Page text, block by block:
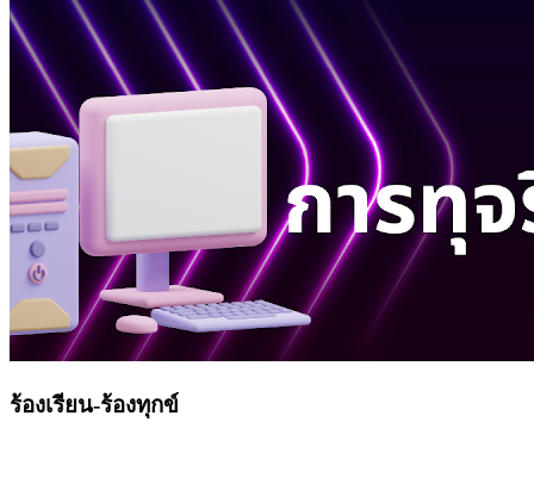
ร้องเรียน-ร้องทุกข์